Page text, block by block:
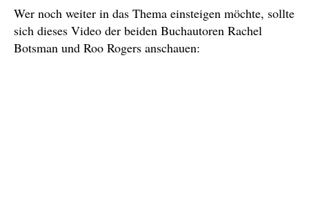
Wer noch weiter in das Thema einsteigen möchte, sollte
sich dieses Video der beiden Buchautoren Rachel
Botsman und Roo Rogers anschauen: